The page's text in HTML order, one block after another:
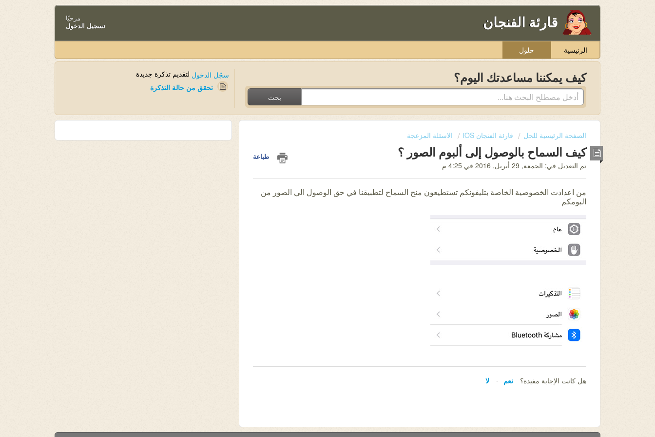
قارئة الفنجان
مرحبًا
تسجيل الدخول
الرئيسية حلول
كيف يمكننا مساعدتك اليوم؟
بحث
سجّل الدخول لتقديم تذكرة جديدة
تحقق من حالة التذكرة
الصفحة الرئيسية للحل قارئة الفنجان iOS الاسئلة المزعجة
كيف السماح بالوصول إلى ألبوم الصور ؟ طباعة
تم التعديل في: الجمعة, 29 أبريل, 2016 في 4:25 م
من اعدادت الخصوصية الخاصة بتليفونكم تستطيعون منح السماح لتطبيقنا في حق الوصول الي الصور من
البومكم
هل كانت الإجابة مفيدة؟ نعم لا